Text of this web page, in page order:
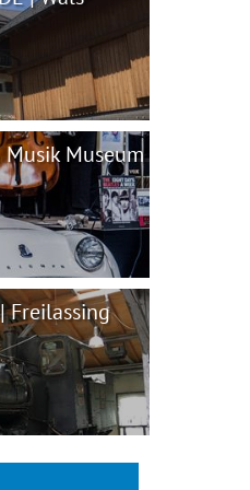
Musik Museum
Freilassing